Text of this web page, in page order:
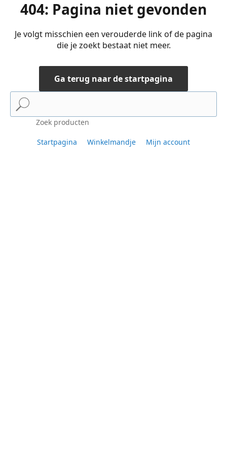
404: Pagina niet gevonden
Je volgt misschien een verouderde link of de pagina
die je zoekt bestaat niet meer.
Ga terug naar de startpagina
Zoek producten
Startpagina Winkelmandje Mijn account